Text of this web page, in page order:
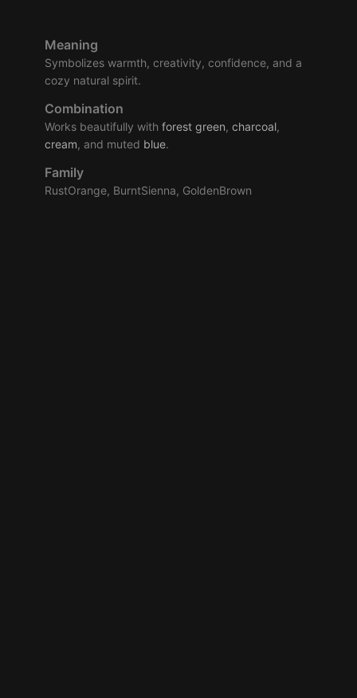
Meaning
Symbolizes warmth, creativity, confidence, and a
cozy natural spirit.
Combination
Works beautifully with forest green, charcoal,
cream, and muted blue.
Family
RustOrange, BurntSienna, GoldenBrown